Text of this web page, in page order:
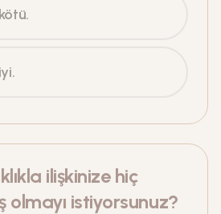
ilişkinize hiç
olmayı istiyorsunuz?